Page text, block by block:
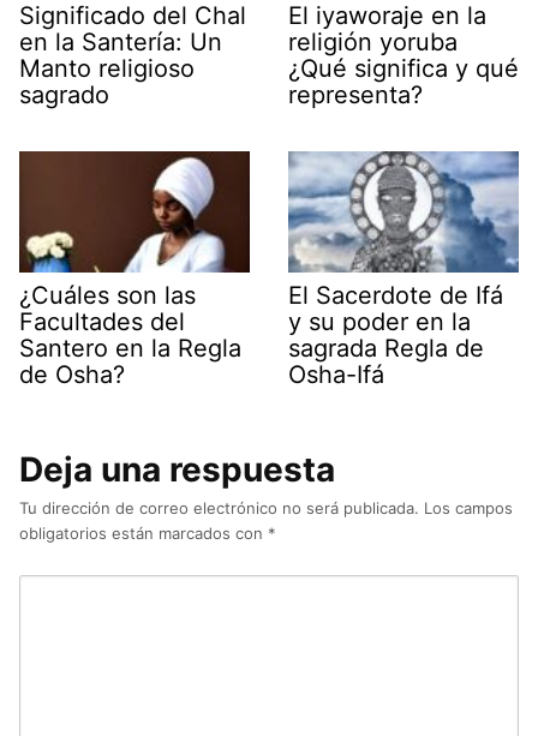
Significado del Chal
en la Santería: Un
Manto religioso
sagrado
El iyaworaje en la
religión yoruba
¿Qué significa y qué
representa?
¿Cuáles son las
Facultades del
Santero en la Regla
de Osha?
El Sacerdote de Ifá
y su poder en la
sagrada Regla de
Osha-Ifá
Deja una respuesta
Tu dirección de correo electrónico no será publicada. Los campos
obligatorios están marcados con *